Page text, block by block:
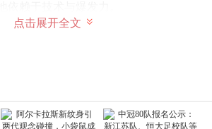
不同
而勒布朗则截然不同，他希望每个人都
、大笑，和他在一起总是很开心。我觉
”
点击展开全文